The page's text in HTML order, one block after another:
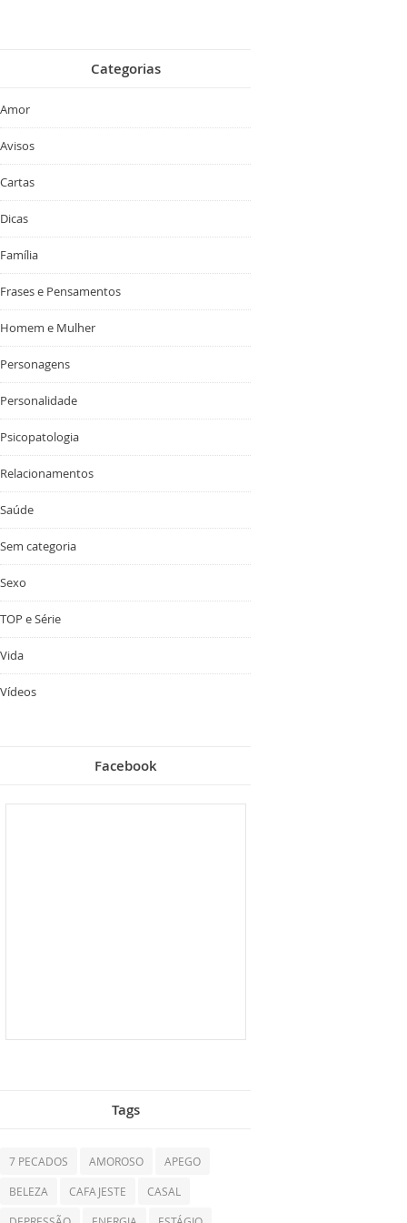
Categorias
Amor
Avisos
Cartas
Dicas
Família
Frases e Pensamentos
Homem e Mulher
Personagens
Personalidade
Psicopatologia
Relacionamentos
Saúde
Sem categoria
Sexo
TOP e Série
Vida
Vídeos
Facebook
Tags
7 PECADOS AMOROSO APEGO
BELEZA CAFAJESTE CASAL